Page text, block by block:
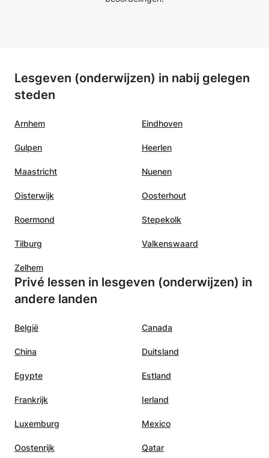
Lesgeven (onderwijzen) in nabij gelegen
steden
Arnhem Eindhoven
Gulpen Heerlen
Maastricht Nuenen
Oisterwijk Oosterhout
Roermond Stepekolk
Tilburg Valkenswaard
Zelhem
Privé lessen in lesgeven (onderwijzen) in
andere landen
België Canada
China Duitsland
Egypte Estland
Frankrijk Ierland
Luxemburg Mexico
Oostenrijk Qatar